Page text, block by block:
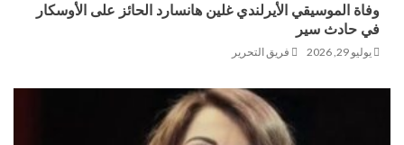
وفاة الموسيقي الأيرلندي غلين هانسارد الحائز على الأوسكار
في حادث سير
يوليو 29, 2026 فريق التحرير